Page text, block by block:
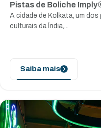
Pistas de Boliche
A cidade de Kolkata, um
culturais da Índia,...
Saiba mais